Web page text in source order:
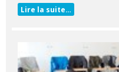
Lire la suite…